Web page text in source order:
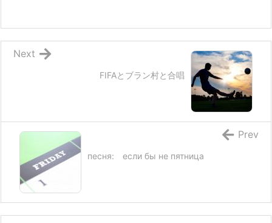
FIFAとブラン村と合唱
Next
песня: если бы не пятница
Prev